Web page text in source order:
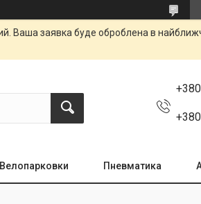
Ваша заявка буде оброблена в
Велопарковки Пневматика